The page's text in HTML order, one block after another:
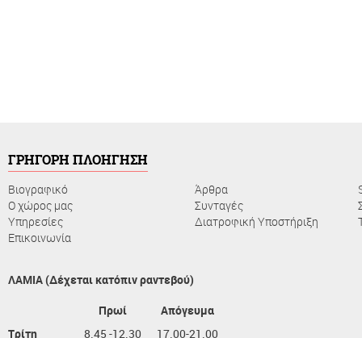
ΓΡΗΓΟΡΗ ΠΛΟΗΓΗΣΗ
Βιογραφικό Άρθρα
Ο χώρος μας
Συνταγές
Υπηρεσίες
Διατροφική Υποστήριξη
Επικοινωνία
ΛΑΜΙΑ (Δέχεται κατόπιν ραντεβού)
Πρωί
Απόγευμα
Τρίτη
8.45 -12.30
17.00-21.00